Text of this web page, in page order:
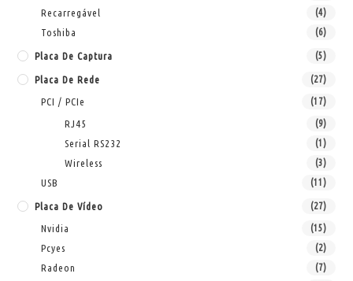
Recarregável (4)
Toshiba (6)
Placa De Captura (5)
Placa De Rede (27)
PCI / PCIe (17)
RJ45 (9)
Serial RS232 (1)
Wireless (3)
USB (11)
Placa De Vídeo (27)
Nvidia (15)
Pcyes (2)
Radeon (7)